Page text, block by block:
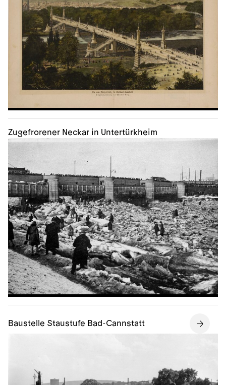
Zugefrorener Neckar in Untertürkheim
Baustelle Staustufe Bad-Cannstatt